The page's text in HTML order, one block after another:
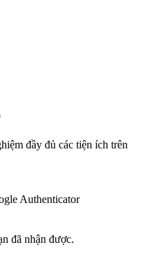
đầy đủ các tiện ích trên
Authenticator
đã nhận được.